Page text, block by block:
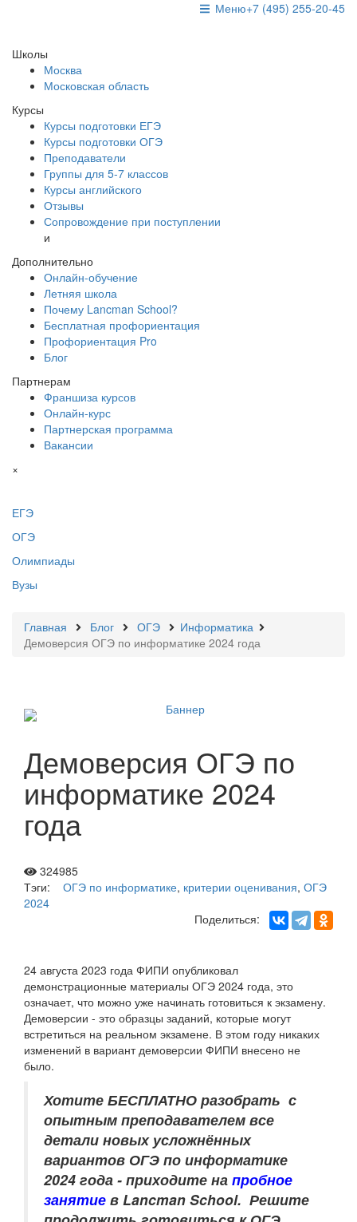
+7 (495) 255-20-45
Меню
Школы
Москва
Московская область
Курсы
Курсы подготовки ЕГЭ
Курсы подготовки ОГЭ
Преподаватели
Группы для 5-7 классов
Курсы английского
Отзывы
Сопровождение при поступлении
и
Дополнительно
Онлайн-обучение
Летняя школа
Почему Lancman School?
Бесплатная профориентация
Профориентация Pro
Блог
Партнерам
Франшиза курсов
Онлайн-курс
Партнерская программа
Вакансии
×
ЕГЭ
ОГЭ
Олимпиады
Вузы
Главная Блог ОГЭ
Информатика
Демоверсия ОГЭ по информатике 2024 года
Демоверсия ОГЭ по
информатике 2024
года
324985
Тэги:
ОГЭ по информатике, критерии оценивания, ОГЭ
2024
Поделиться:
24 августа 2023 года ФИПИ опубликовал
демонстрационные материалы ОГЭ 2024 года, это
означает, что можно уже начинать готовиться к экзамену.
Демоверсии - это образцы заданий, которые могут
встретиться на реальном экзамене. В этом году никаких
изменений в вариант демоверсии ФИПИ внесено не
было.
Хотите БЕСПЛАТНО разобрать с
опытным преподавателем все
детали новых усложнённых
вариантов ОГЭ по информатике
2024 года - приходите на пробное
занятие в Lancman School. Решите